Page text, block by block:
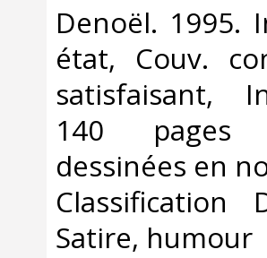
‎Denoël. 1995.
état, Couv.
satisfaisant,
140 pages
dessinées en
Classification
Satire, humour‎